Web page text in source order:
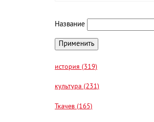
Название
история (319)
культура (231)
Ткачев (165)